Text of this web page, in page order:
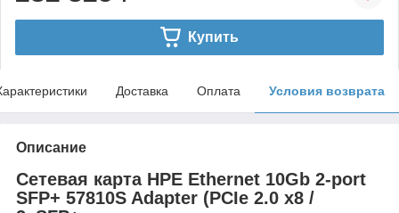
Купить
Доставка Оплата Условия возврата
Описание
Сетевая карта HPE Ethernet 10Gb 2-port
SFP+ 57810S Adapter (PCIe 2.0 x8 /